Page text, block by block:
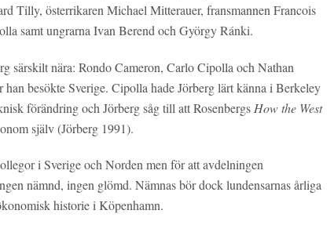
Tilly, österrikaren Michael Mitterauer, fransmannen Francois
samt ungrarna Ivan Berend och György Ránki.
särskilt nära: Rondo Cameron, Carlo Cipolla och Nathan
besökte Sverige. Cipolla hade Jörberg lärt känna i Berkeley
förändring och Jörberg såg till att Rosenbergs How the West
själv (Jörberg 1991).
i Sverige och Norden men för att avdelningen
nämnd, ingen glömd. Nämnas bör dock lundensarnas årliga
historie i Köpenhamn.